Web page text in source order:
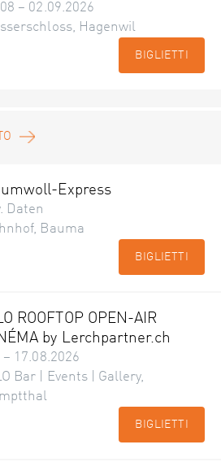
– 02.09.2026
Hagenwil
BIGLIETTI
Express
Daten
Bauma
BIGLIETTI
ROOFTOP OPEN-AIR
by Lerchpartner.ch
– 17.08.2026
Bar | Events | Gallery,
BIGLIETTI